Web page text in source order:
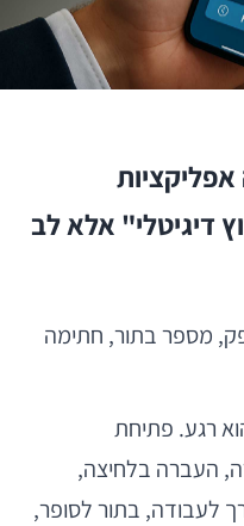
דיגיטלי" אלא לב
מספר בתור, חתימה
רגע. פתיחת
העברה בלחיצה,
לעבודה, בתור לסופר,